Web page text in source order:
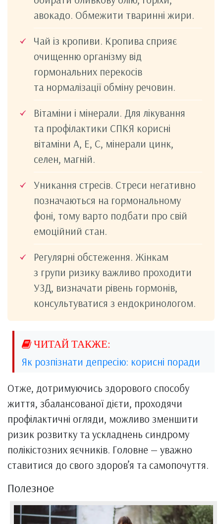
авокадо. Обмежити тваринні жири.
Чай із кропиви. Кропива сприяє
очищенню організму від
гормональних перекосів
та нормалізації обміну речовин.
Вітаміни і мінерали. Для лікування
та профілактики СПКЯ корисні
вітаміни А, Е, С, мінерали цинк,
селен, магній.
Уникання стресів. Стреси негативно
позначаються на гормональному
фоні, тому варто подбати про свій
емоційний стан.
Регулярні обстеження. Жінкам
з групи ризику важливо проходити
УЗД, визначати рівень гормонів,
консультуватися з ендокринологом.
Як розпізнати депресію: корисні поради
Отже, дотримуючись здорового способу
життя, збалансованої дієти, проходячи
профілактичні огляди, можливо зменшити
ризик розвитку та ускладнень синдрому
полікістозних яєчників. Головне — уважно
ставитися до свого здоров’я та самопочуття.
Полезное